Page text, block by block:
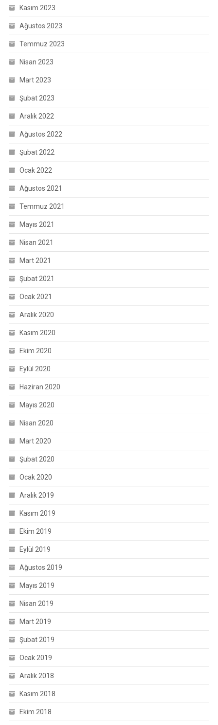
Kasım 2023
Ağustos 2023
Temmuz 2023
Nisan 2023
Mart 2023
Şubat 2023
Aralık 2022
Ağustos 2022
Şubat 2022
Ocak 2022
Ağustos 2021
Temmuz 2021
Mayıs 2021
Nisan 2021
Mart 2021
Şubat 2021
Ocak 2021
Aralık 2020
Kasım 2020
Ekim 2020
Eylül 2020
Haziran 2020
Mayıs 2020
Nisan 2020
Mart 2020
Şubat 2020
Ocak 2020
Aralık 2019
Kasım 2019
Ekim 2019
Eylül 2019
Ağustos 2019
Mayıs 2019
Nisan 2019
Mart 2019
Şubat 2019
Ocak 2019
Aralık 2018
Kasım 2018
Ekim 2018